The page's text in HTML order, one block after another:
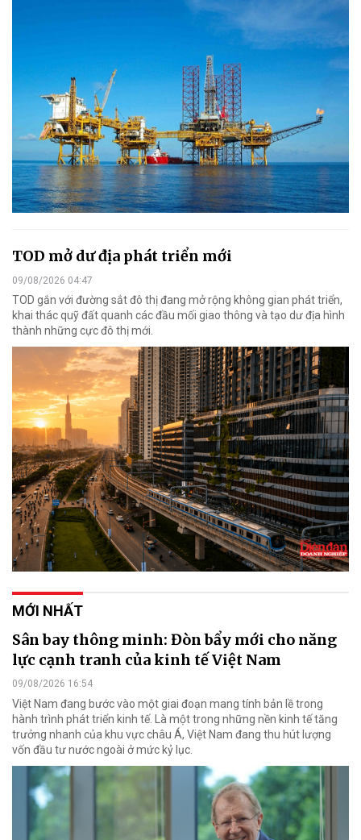
TOD mở dư địa phát triển mới
09/08/2026 04:47
TOD gắn với đường sắt đô thị đang mở rộng không gian phát triển,
khai thác quỹ đất quanh các đầu mối giao thông và tạo dư địa hình
thành những cực đô thị mới.
MỚI NHẤT
Sân bay thông minh: Đòn bẩy mới cho năng
lực cạnh tranh của kinh tế Việt Nam
09/08/2026 16:54
Việt Nam đang bước vào một giai đoạn mang tính bản lề trong
hành trình phát triển kinh tế. Là một trong những nền kinh tế tăng
trưởng nhanh của khu vực châu Á, Việt Nam đang thu hút lượng
vốn đầu tư nước ngoài ở mức kỷ lục.